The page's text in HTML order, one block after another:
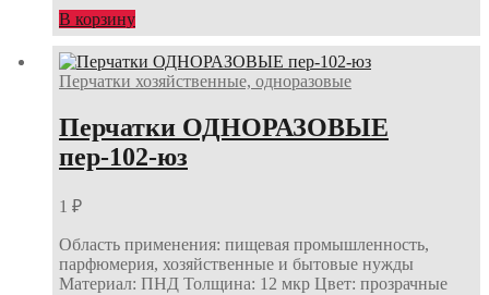
В корзину
Перчатки хозяйственные, одноразовые
Перчатки ОДНОРАЗОВЫЕ
пер-102-юз
1 ₽
Область применения: пищевая промышленность,
парфюмерия, хозяйственные и бытовые нужды
Материал: ПНД Толщина: 12 мкр Цвет: прозрачные